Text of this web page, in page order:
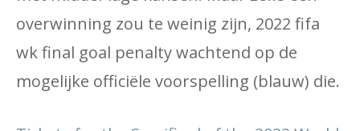
overwinning zou te weinig zijn, 2022 fifa
wk final goal penalty wachtend op de
mogelijke officiële voorspelling (blauw) die.